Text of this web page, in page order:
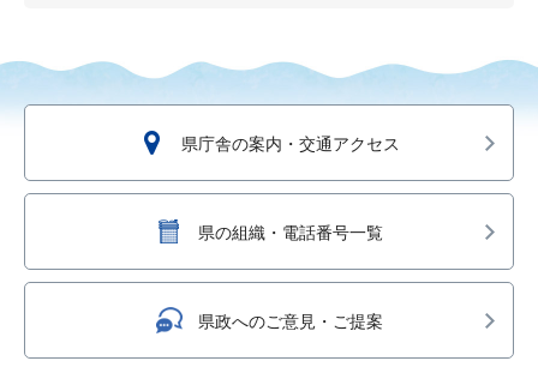
県庁舎の案内・交通アクセス
県の組織・電話番号一覧
県政へのご意見・ご提案